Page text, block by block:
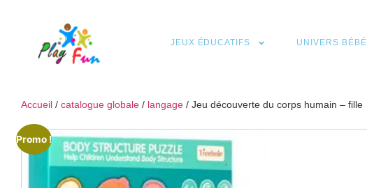
JEUX ÉDUCATIFS UNIVERS BÉBÉ
Accueil / catalogue globale / langage / Jeu découverte du corps humain – fille
Promo !